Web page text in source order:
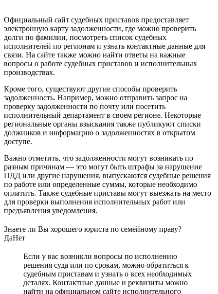
Официальный сайт судебных приставов предоставляет
электронную карту задолженности, где можно проверить
долги по фамилии, посмотреть список судебных
исполнителей по регионам и узнать контактные данные для
связи. На сайте также можно найти ответы на важные
вопросы о работе судебных приставов и исполнительных
производствах.
Кроме того, существуют другие способы проверить
задолженность. Например, можно отправить запрос на
проверку задолженности по почту или посетить
исполнительный департамент в своем регионе. Некоторые
региональные органы взыскания также публикуют списки
должников и информацию о задолженностях в открытом
доступе.
Важно отметить, что задолженности могут возникать по
разным причинам — это могут быть штрафы за нарушение
ПДД или другие нарушения, выпускаются судебные решения
по работе или определенные суммы, которые необходимо
оплатить. Также судебные приставы могут выезжать на место
для проверки выполнения исполнительных работ или
предъявления уведомления.
Знаете ли Вы хорошего юриста по семейному праву?
ДаНет
Если у вас возникли вопросы по исполнению
решения суда или по срокам, можно обратиться к
судебным приставам и узнать о всех необходимых
деталях. Контактные данные и реквизиты можно
найти на официальном сайте исполнительного